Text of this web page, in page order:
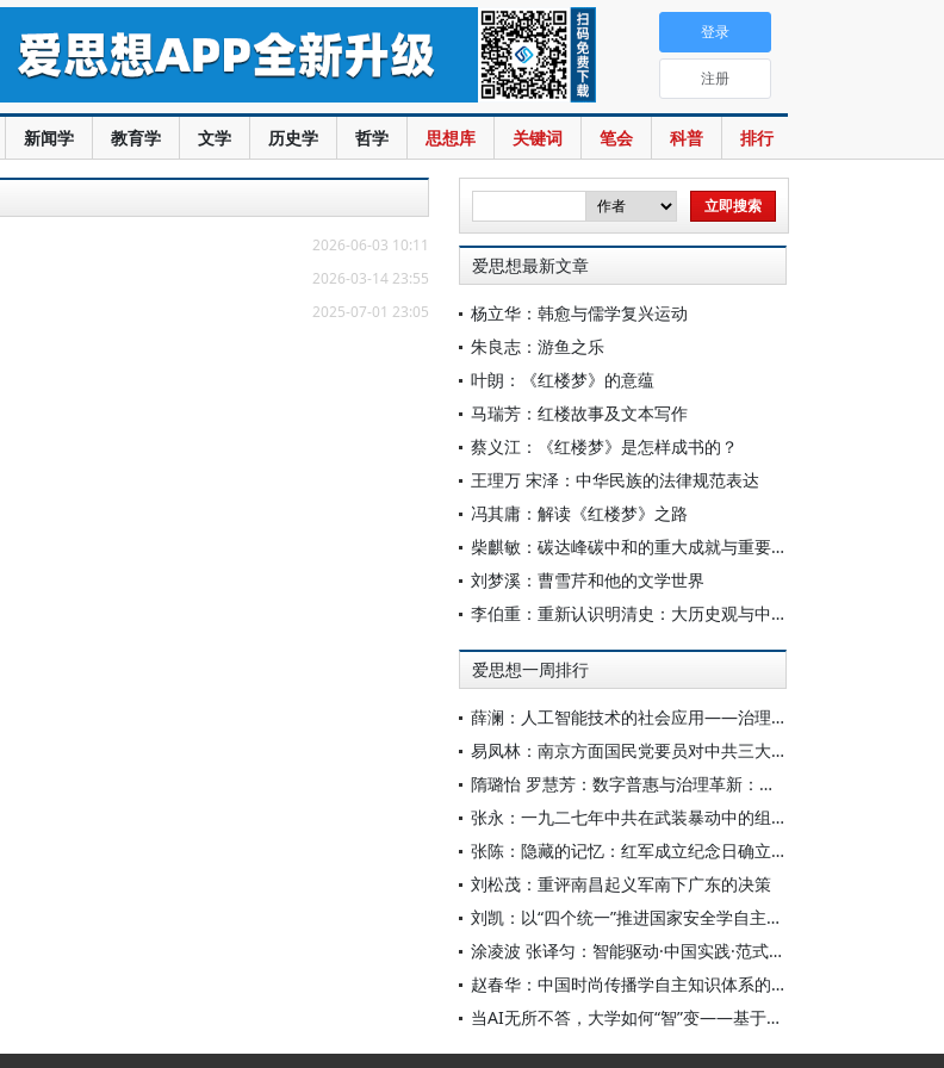
新闻学 教育学 文学 历史学 哲学 思想库 关键词 笔会 科普 排行
登录
注册
2026-06-03 10:11
2026-03-14 23:55
2025-07-01 23:05
爱思想最新文章
杨立华：韩愈与儒学复兴运动
朱良志：游鱼之乐
叶朗：《红楼梦》的意蕴
马瑞芳：红楼故事及文本写作
蔡义江：《红楼梦》是怎样成书的？
王理万 宋泽：中华民族的法律规范表达
冯其庸：解读《红楼梦》之路
柴麒敏：碳达峰碳中和的重大成就与重要任务
刘梦溪：曹雪芹和他的文学世界
李伯重：重新认识明清史：大历史观与中国史学创新
爱思想一周排行
薛澜：人工智能技术的社会应用——治理挑战
易凤林：南京方面国民党要员对中共三大起义的反应
隋璐怡 罗慧芳：数字普惠与治理革新：中国人工智能赋能全球南方发展
张永：一九二七年中共在武装暴动中的组织转型
张陈：隐藏的记忆：红军成立纪念日确立前中共对南昌起义的纪念
刘松茂：重评南昌起义军南下广东的决策
刘凯：以“四个统一”推进国家安全学自主知识体系构建
涂凌波 张译匀：智能驱动·中国实践·范式创新：“构建中国新闻传播学自主知识体系”专题研讨会综述
赵春华：中国时尚传播学自主知识体系的内在逻辑与实践路径
当AI无所不答，大学如何“智”变——基于全国400余所高校本科生AI使用情况的调查与思考